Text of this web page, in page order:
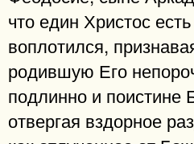
что един Христос
воплотился,
родившую Его
подлинно и поистине
отвергая вздорное